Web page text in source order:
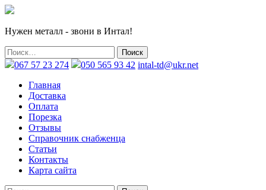
Нужен металл - звони в Интал!
067 57 23 274 050 565 93 42 intal-td@ukr.net
Главная
Доставка
Оплата
Порезка
Отзывы
Справочник снабженца
Статьи
Контакты
Карта сайта